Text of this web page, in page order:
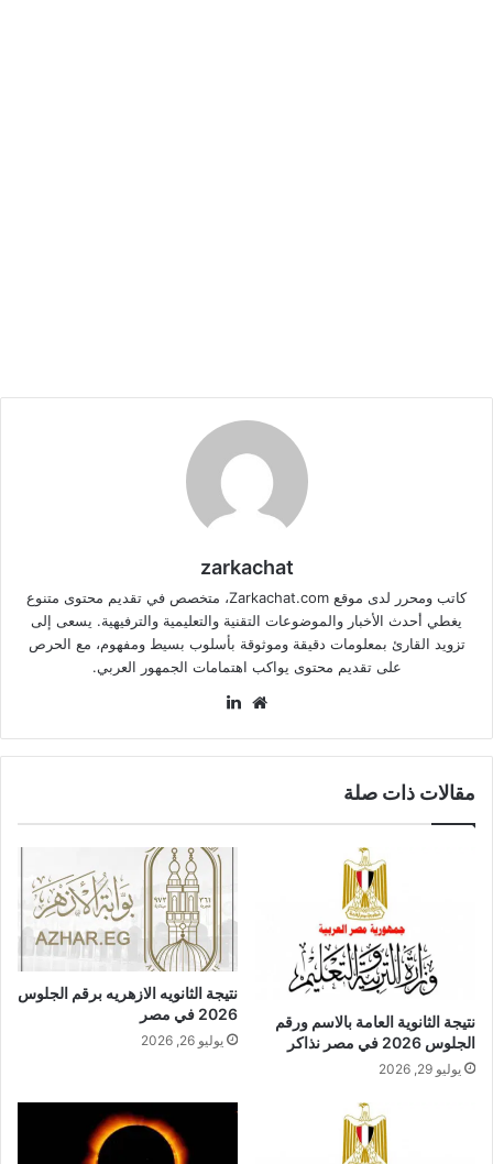
zarkachat
كاتب ومحرر لدى موقع Zarkachat.com، متخصص في تقديم محتوى متنوع
يغطي أحدث الأخبار والموضوعات التقنية والتعليمية والترفيهية. يسعى إلى
تزويد القارئ بمعلومات دقيقة وموثوقة بأسلوب بسيط ومفهوم، مع الحرص
على تقديم محتوى يواكب اهتمامات الجمهور العربي.
موقع
مقالات ذات صلة
نتيجة الثانوية العامة بالاسم ورقم
الجلوس 2026 في مصر نذاكر
يوليو 29, 2026
نتيجة الثانويه الازهريه برقم الجلوس
2026 في مصر
يوليو 26, 2026